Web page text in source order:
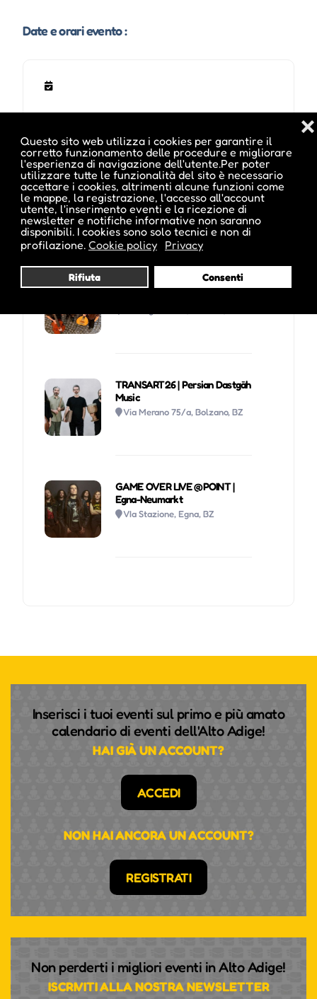
Questo sito web utilizza i cookies per garantire il
corretto funzionamento delle procedure e migliorare
l'esperienza di navigazione dell'utente.Per poter
utilizzare tutte le funzionalità del sito è necessario
accettare i cookies, altrimenti alcune funzioni come
le mappe, la registrazione, l'accesso all'account
utente, l'inserimento eventi e la ricezione di
newsletter e notifiche informative non saranno
disponibili. I cookies sono solo tecnici e non di
profilazione. Cookie policy Privacy
Rifiuta Consenti
❌
Date e orari evento :
Potrebbe interessarti anche :
Bolzano Festival - Voci velate,
TRANSART26 | Persian Dastgāh
Music
Via Merano 75/a, Bolzano, BZ
GAME OVER LIVE @POINT |
Egna-Neumarkt
VIa Stazione, Egna, BZ
Inserisci i tuoi eventi sul primo e più amato
calendario di eventi dell'Alto Adige!
HAI GIÀ UN ACCOUNT?
ACCEDI
NON HAI ANCORA UN ACCOUNT?
REGISTRATI
Non perderti i migliori eventi in Alto Adige!
ISCRIVITI ALLA NOSTRA NEWSLETTER